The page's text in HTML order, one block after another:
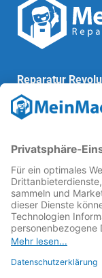
Reparatur
MeinMacher ist
kämpft als
reparieren
Erhalt der
Know-hows in
Weitere
Fachhändler finden
Über uns